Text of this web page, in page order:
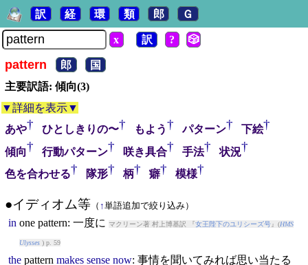
訳 経 環 類 郎 Ｇ
x 訳 ? 🎲
pattern 郎
国
主要訳語: 傾向(3)
▼詳細を表示▼
あや† ひとしきりの〜† もよう† パターン† 下絵†
傾向† 行動パターン† 咲き具合† 手法† 状況†
色を合わせる† 隊形† 柄† 癖† 模様†
●イディオム等（ ↑単語追加で絞り込み）
in one pattern: 一度に マクリーン著 村上博基訳 『女王陛下のユリシーズ号』(HMS
Ulysses) p. 59
the pattern makes sense now: 事情を聞いてみれば思い当たる